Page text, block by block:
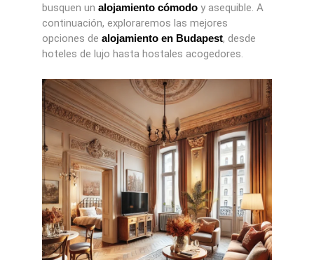
busquen un alojamiento cómodoy asequible. A
continuación, exploraremos las mejores
opciones de alojamiento en Budapest, desde
hoteles de lujo hasta hostales acogedores.